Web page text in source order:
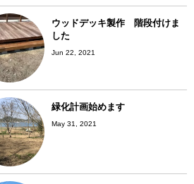
ウッドデッキ製作 階段付けま
した
Jun 22, 2021
緑化計画始めます
May 31, 2021